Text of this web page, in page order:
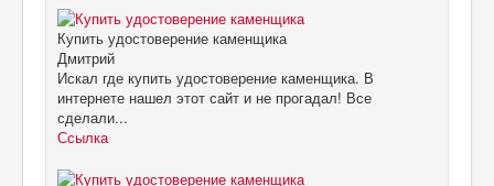
Купить удостоверение каменщика
Дмитрий
Искал где купить удостоверение каменщика. В
интернете нашел этот сайт и не прогадал! Все
сделали...
Ссылка